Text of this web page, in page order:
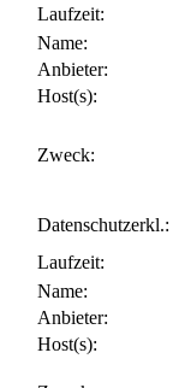
Laufzeit:
Name:
Anbieter:
Host(s):
Zweck:
Datenschutzerkl.:
Laufzeit:
Name:
Anbieter:
Host(s):